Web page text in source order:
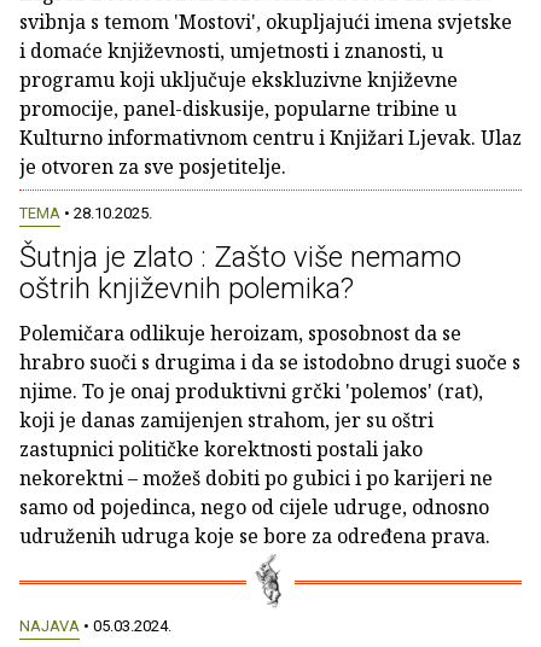
svibnja s temom 'Mostovi', okupljajući imena svjetske
i domaće književnosti, umjetnosti i znanosti, u
programu koji uključuje ekskluzivne književne
promocije, panel-diskusije, popularne tribine u
Kulturno informativnom centru i Knjižari Ljevak. Ulaz
je otvoren za sve posjetitelje.
TEMA • 28.10.2025.
Šutnja je zlato : Zašto više nemamo
oštrih književnih polemika?
Polemičara odlikuje heroizam, sposobnost da se
hrabro suoči s drugima i da se istodobno drugi suoče s
njime. To je onaj produktivni grčki 'polemos' (rat),
koji je danas zamijenjen strahom, jer su oštri
zastupnici političke korektnosti postali jako
nekorektni – možeš dobiti po gubici i po karijeri ne
samo od pojedinca, nego od cijele udruge, odnosno
udruženih udruga koje se bore za određena prava.
NAJAVA • 05.03.2024.